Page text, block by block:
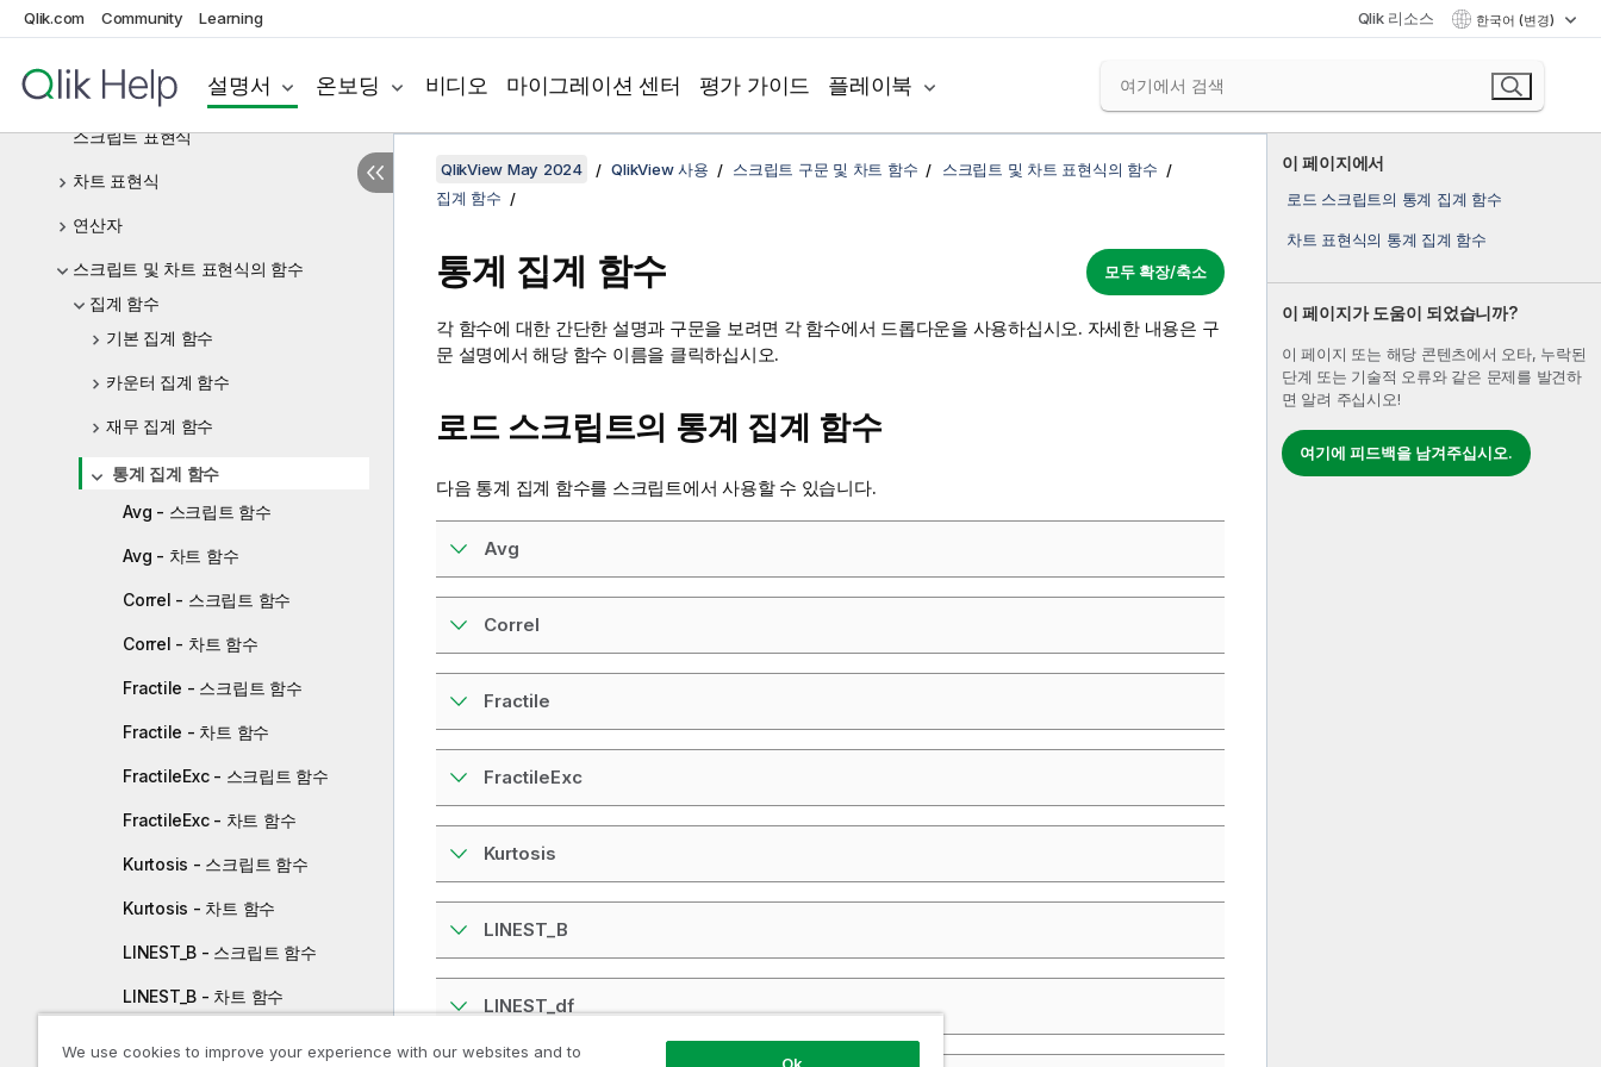
Qlik.com Community Learning Qlik 리소스 한국어 (변경)
설명서 온보딩 비디오 마이그레이션 센터 평가 가이드 플레이북
스크립트 문 및 키워드
스크립트 표현식
차트 표현식
연산자
스크립트 및 차트 표현식의 함수
집계 함수
기본 집계 함수
카운터 집계 함수
재무 집계 함수
통계 집계 함수
Avg - 스크립트 함수
Avg - 차트 함수
Correl - 스크립트 함수
Correl - 차트 함수
Fractile - 스크립트 함수
Fractile - 차트 함수
FractileExc - 스크립트 함수
FractileExc - 차트 함수
Kurtosis - 스크립트 함수
Kurtosis - 차트 함수
LINEST_B - 스크립트 함수
LINEST_B - 차트 함수
이 페이지에서
로드 스크립트의 통계 집계 함수
차트 표현식의 통계 집계 함수
이 페이지가 도움이 되었습니까?
이 페이지 또는 해당 콘텐츠에서 오타, 누락된
단계 또는 기술적 오류와 같은 문제를 발견하
면 알려 주십시오!
여기에 피드백을 남겨주십시오.
QlikView May 2024 QlikView 사용 스크립트 구문 및 차트 함수
스크립트 및 차트 표현식의 함수
집계 함수
모두 확장/축소
통계 집계 함수
각 함수에 대한 간단한 설명과 구문을 보려면 각 함수에서 드롭다운을 사용하십시오. 자세한 내용은 구
문 설명에서 해당 함수 이름을 클릭하십시오.
로드 스크립트의 통계 집계 함수
다음 통계 집계 함수를 스크립트에서 사용할 수 있습니다.
Avg
Correl
Fractile
FractileExc
Kurtosis
LINEST_B
LINEST_df
We use cookies to improve your experience with our websites and to